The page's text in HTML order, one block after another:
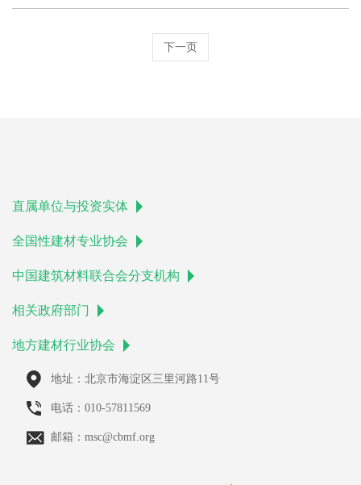
下一页
直属单位与投资实体
全国性建材专业协会
中国建筑材料联合会分支机构
相关政府部门
地方建材行业协会
地址：北京市海淀区三里河路11号
电话：010-57811569
邮箱：msc@cbmf.org